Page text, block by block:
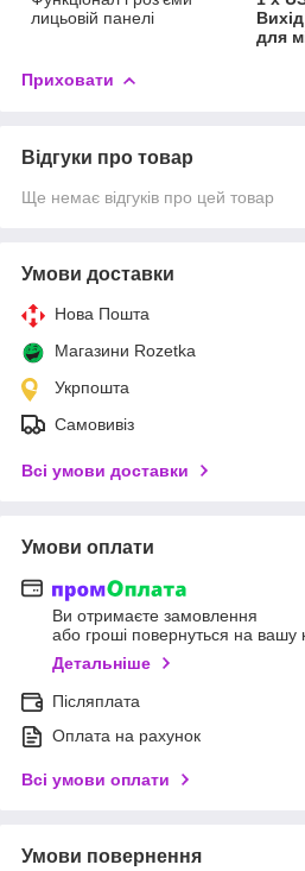
лицьовій панелі
для
Приховати
Відгуки про товар
Ще немає відгуків про цей товар
Умови доставки
Нова Пошта
Магазини Rozetka
Укрпошта
Самовивіз
Всі умови доставки
Умови оплати
Ви отримаєте замовлення
або гроші повернуться на вашу
Детальніше
Післяплата
Оплата на рахунок
Всі умови оплати
Умови повернення